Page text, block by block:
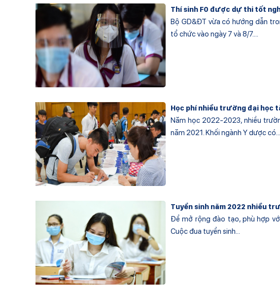
Thí sinh F0 được dự thi tốt
Bộ GD&ĐT vừa có hướng dẫn
tổ chức vào ngày 7 và 8/7....
Học phí nhiều trường đại học
Năm học 2022-2023, nhiều
năm 2021. Khối ngành Y dược có...
Tuyển sinh năm 2022 nhiều
Để mở rộng đào tạo, phù hợp
Cuộc đua tuyển sinh...